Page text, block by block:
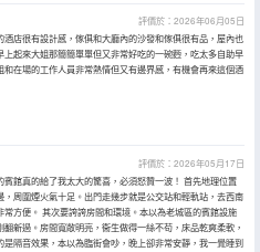
評價於：2026年06月05日
酒店很有設計感，傢俱和大廳內的沙發和傢俱很有品，屋內也
上起來大姐那簡簡單單但又非常好吃的一碗麪，吃太多自助早
和在場的工作人員非常熱情但又有邊界感，有機會再來這個酒
評價於：2026年05月17日
賓館真的給了我太大的驚喜，必須怒贊一波！ 首先地理位置
，周圍煙火氣十足。出門走幾步就是公交站和輕軌站，去西南
常方便。 其次要誇誇房間和環境。本以為老城區的賓館設施
新過。房間寬敞明亮，衞生做得一絲不苟，床品乾爽柔軟，
是隔音效果，本以為臨街會吵，晚上卻非常安靜，我一覺睡到